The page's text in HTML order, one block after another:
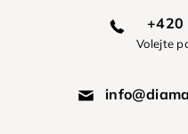
+420
Volejte